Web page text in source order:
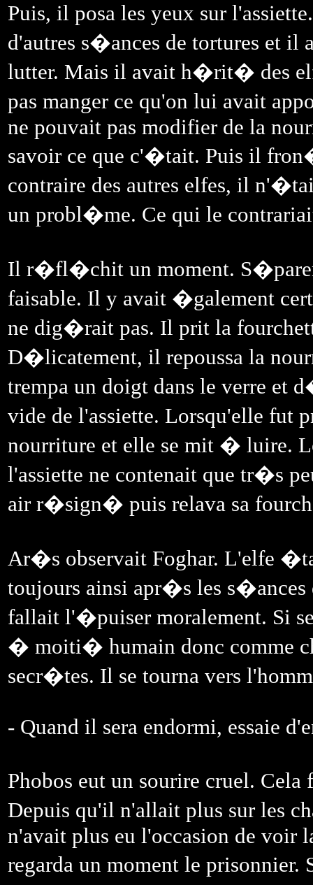
Puis, il posa les yeux sur
d'autres s�ances de tortures et il
lutter. Mais il avait h�rit� des
pas manger ce qu'on lui avait
ne pouvait pas modifier de la
savoir ce que c'�tait. Puis il
contraire des autres elfes, il
un probl�me. Ce qui le
Il r�fl�chit un moment.
faisable. Il y avait �galement
ne dig�rait pas. Il prit la
D�licatement, il repoussa la
trempa un doigt dans le verre et
vide de l'assiette. Lorsqu'elle fut
nourriture et elle se mit � luire.
l'assiette ne contenait que tr�s
air r�sign� puis relava sa
Ar�s observait Foghar. L'elfe
toujours ainsi apr�s les s�ances
fallait l'�puiser moralement. Si
� moiti� humain donc comme
secr�tes. Il se tourna vers
- Quand il sera endormi, essaie
Phobos eut un sourire cruel.
Depuis qu'il n'allait plus sur les
n'avait plus eu l'occasion de voir
regarda un moment le